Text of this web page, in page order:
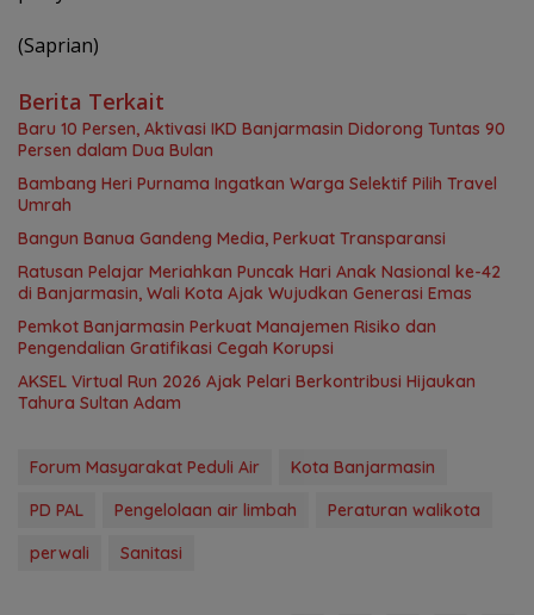
(Saprian)
Berita Terkait
Baru 10 Persen, Aktivasi IKD Banjarmasin Didorong Tuntas 90
Persen dalam Dua Bulan
Bambang Heri Purnama Ingatkan Warga Selektif Pilih Travel
Umrah
Bangun Banua Gandeng Media, Perkuat Transparansi
Ratusan Pelajar Meriahkan Puncak Hari Anak Nasional ke-42
di Banjarmasin, Wali Kota Ajak Wujudkan Generasi Emas
Pemkot Banjarmasin Perkuat Manajemen Risiko dan
Pengendalian Gratifikasi Cegah Korupsi
AKSEL Virtual Run 2026 Ajak Pelari Berkontribusi Hijaukan
Tahura Sultan Adam
Forum Masyarakat Peduli Air
Kota Banjarmasin
PD PAL
Pengelolaan air limbah
Peraturan walikota
perwali
Sanitasi